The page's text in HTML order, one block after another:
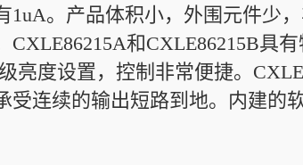
1uA。产品体积小，外围元件少
CXLE86215A和CXLE86215B具
亮度设置，控制非常便捷。
受连续的输出短路到地。内建的